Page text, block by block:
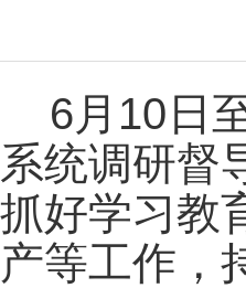
6月10日
系统调研督
抓好学习教
产等工作，